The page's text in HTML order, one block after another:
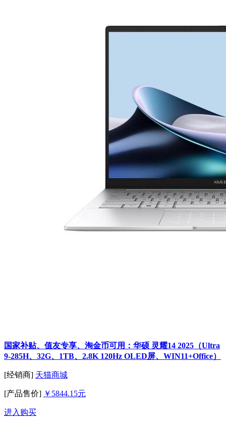
国家补贴、值友专享、淘金币可用：华硕 灵耀14 2025（Ultra
9-285H、32G、1TB、2.8K 120Hz OLED屏、WIN11+Office）
[经销商] 天猫商城
[产品售价] ￥5844.15元
进入购买